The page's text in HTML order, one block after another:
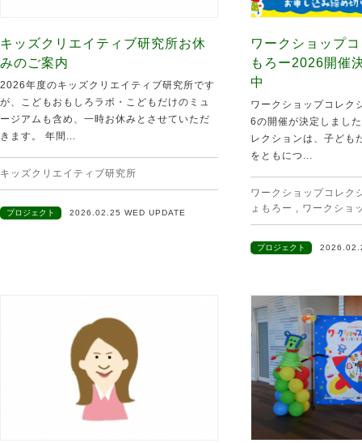
キッズクリエイティブ研究所お休
みのご案内
2026年度のキッズクリエイティブ研究所です
が、こどもおもしろラボ・こどもだけのミュ
ージアムも含め、一時お休みとさせていただ
きます。 年間...
キッズクリエイティブ研究所
プロジェクト 2026.02.25 WED UPDATE
ワークショップ
もろー2026開催
中
ワークショップコレク
6の開催が決定しまし
レクションは、子ども
をともにつ...
ワークショップコレク
ょもろー , ワークショ
プロジェクト